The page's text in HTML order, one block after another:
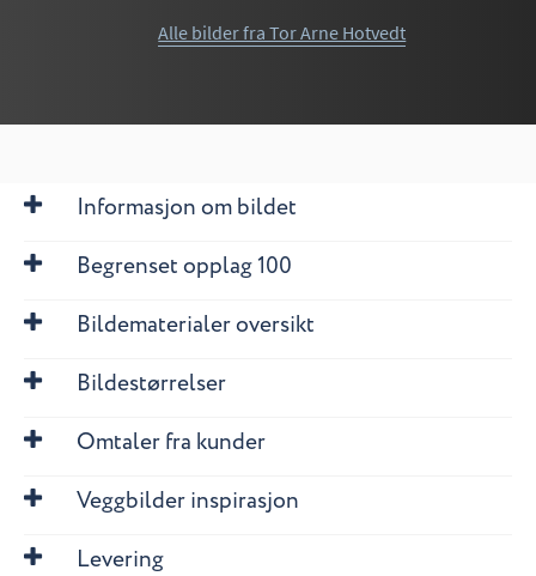
Alle bilder fra Tor Arne Hotvedt
Informasjon om bildet
Begrenset opplag 100
Bildematerialer oversikt
Bildestørrelser
Omtaler fra kunder
Veggbilder inspirasjon
Levering